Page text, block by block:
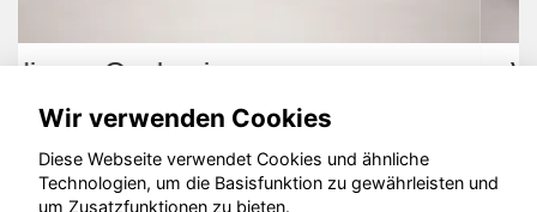
Volkswagen T-Cross
Wir verwenden Cookies
Diese Webseite verwendet Cookies und ähnliche
Technologien, um die Basisfunktion zu gewährleisten und
um Zusatzfunktionen zu bieten.